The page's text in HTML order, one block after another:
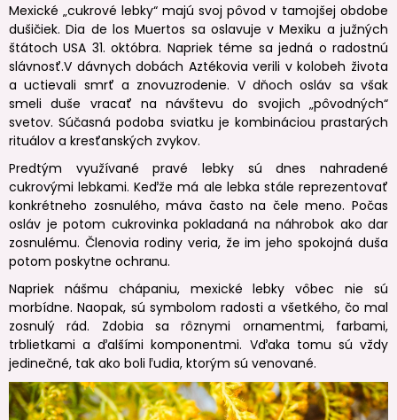
Mexické „cukrové lebky“ majú svoj pôvod v tamojšej obdobe
dušičiek. Dia de los Muertos sa oslavuje v Mexiku a južných
štátoch USA 31. októbra. Napriek téme sa jedná o radostnú
slávnosť.V dávnych dobách Aztékovia verili v kolobeh života
a uctievali smrť a znovuzrodenie. V dňoch osláv sa však
smeli duše vracať na návštevu do svojich „pôvodných“
svetov. Súčasná podoba sviatku je kombináciou prastarých
rituálov a kresťanských zvykov.
Predtým využívané pravé lebky sú dnes nahradené
cukrovými lebkami. Keďže má ale lebka stále reprezentovať
konkrétneho zosnulého, máva často na čele meno. Počas
osláv je potom cukrovinka pokladaná na náhrobok ako dar
zosnulému. Členovia rodiny veria, že im jeho spokojná duša
potom poskytne ochranu.
Napriek nášmu chápaniu, mexické lebky vôbec nie sú
morbídne. Naopak, sú symbolom radosti a všetkého, čo mal
zosnulý rád. Zdobia sa rôznymi ornamentmi, farbami,
trblietkami a ďalšími komponentmi. Vďaka tomu sú vždy
jedinečné, tak ako boli ľudia, ktorým sú venované.